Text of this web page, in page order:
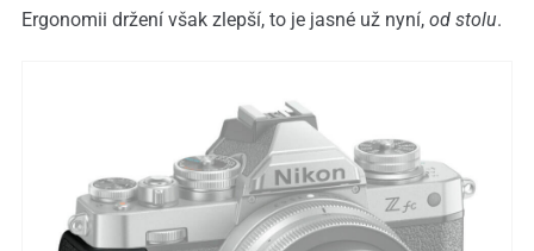
Ergonomii držení však zlepší, to je jasné už nyní, od stolu.